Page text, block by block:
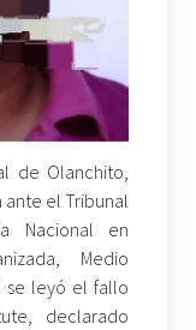
de Olanchito,
el Tribunal
Nacional en
Medio
se leyó el fallo
declarado